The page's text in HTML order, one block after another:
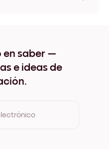
en saber —
e ideas de